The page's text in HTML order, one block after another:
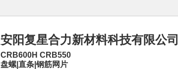
安阳复星合力新材料科技有限公司
CRB600H CRB550
盘螺|直条|钢筋网片